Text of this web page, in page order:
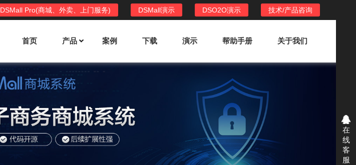
技术/产品咨询
DSO2O演示
DSMall演示
DSMall Pro(商城、外卖、上门服务)
首页 产品
DSShop单店铺系统
DSShop功能列表
单店铺商城系统,系统支持分销、拼团、
限时折扣、优惠套装、微信、小程序等
DSO2O功能列表
提供新零售线上化经营管理工具，基于
LBS定位，只为让更多客户、多次到店
案例 下载 演示 帮助手册 关于我们
在
线
客
服